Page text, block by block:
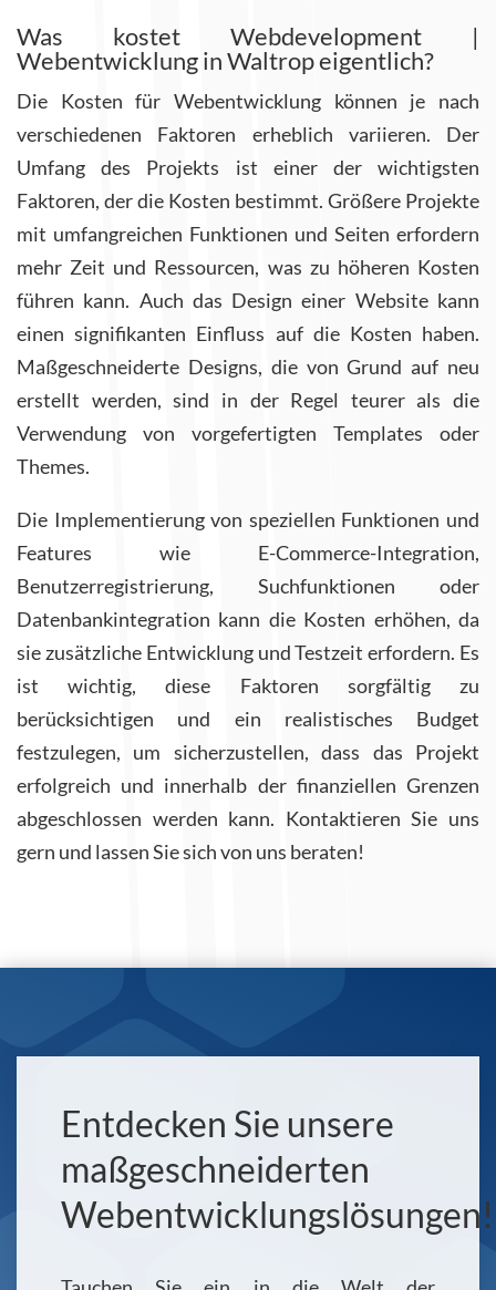
Was kostet Webdevelopment |
Webentwicklung in Waltrop eigentlich?
Die Kosten für Webentwicklung können je nach
verschiedenen Faktoren erheblich variieren. Der
Umfang des Projekts ist einer der wichtigsten
Faktoren, der die Kosten bestimmt. Größere Projekte
mit umfangreichen Funktionen und Seiten erfordern
mehr Zeit und Ressourcen, was zu höheren Kosten
führen kann. Auch das Design einer Website kann
einen signifikanten Einfluss auf die Kosten haben.
Maßgeschneiderte Designs, die von Grund auf neu
erstellt werden, sind in der Regel teurer als die
Verwendung von vorgefertigten Templates oder
Themes.
Die Implementierung von speziellen Funktionen und
Features wie E-Commerce-Integration,
Benutzerregistrierung, Suchfunktionen oder
Datenbankintegration kann die Kosten erhöhen, da
sie zusätzliche Entwicklung und Testzeit erfordern. Es
ist wichtig, diese Faktoren sorgfältig zu
berücksichtigen und ein realistisches Budget
festzulegen, um sicherzustellen, dass das Projekt
erfolgreich und innerhalb der finanziellen Grenzen
abgeschlossen werden kann. Kontaktieren Sie uns
gern und lassen Sie sich von uns beraten!
Entdecken Sie unsere
maßgeschneiderten
Webentwicklungslösungen!